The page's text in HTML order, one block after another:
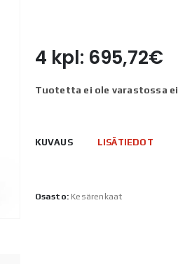
4 kpl: 695,72€
Tuotetta ei ole varastossa
KUVAUS LISÄTIEDOT
Osasto: Kesärenkaat